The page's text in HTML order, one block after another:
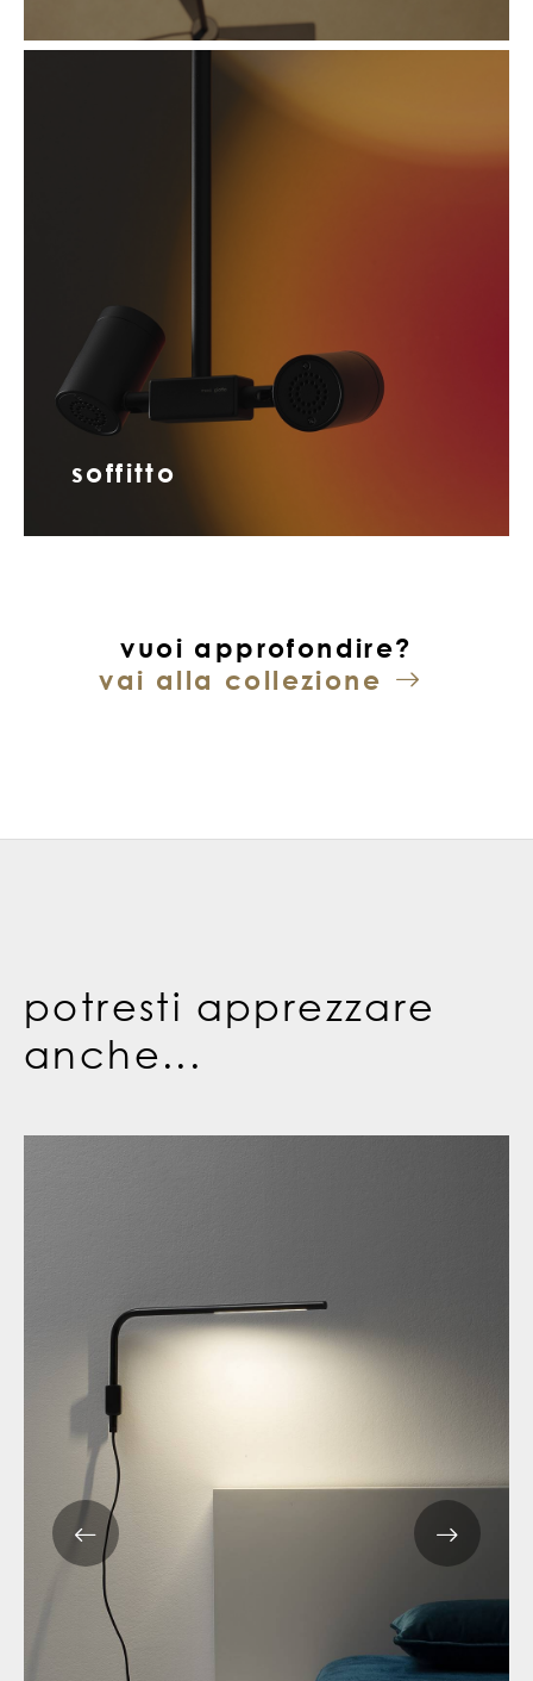
soffitto
vuoi approfondire?
vai alla collezione
potresti apprezzare
anche...